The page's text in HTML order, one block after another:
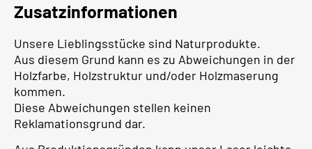
Zusatzinformationen
Unsere Lieblingsstücke sind Naturprodukte.
Aus diesem Grund kann es zu Abweichungen in der
Holzfarbe, Holzstruktur und/oder Holzmaserung
kommen.
Diese Abweichungen stellen keinen
Reklamationsgrund dar.